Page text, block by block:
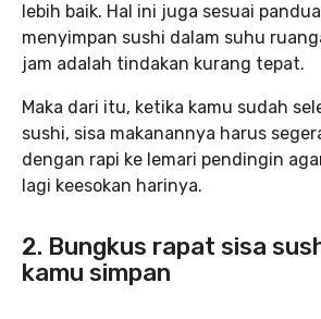
lebih baik. Hal ini juga sesuai
menyimpan sushi dalam suhu
jam adalah tindakan kurang tepat.
Maka dari itu, ketika kamu sudah
sushi, sisa makanannya harus
dengan rapi ke lemari pendingin
lagi keesokan harinya.
2. Bungkus rapat sisa
kamu simpan